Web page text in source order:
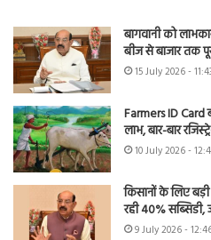
बागवानी को
बीज से बाजार तक
15 July 2026 -
Farmers ID Card
लाभ, बार-बार
10 July 2026 -
किसानों के लिए
रही 40%
9 July 2026 -